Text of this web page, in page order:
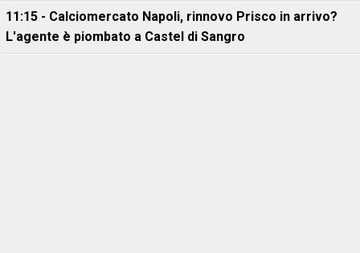
11:15 - Calciomercato Napoli, rinnovo Prisco in arrivo?
L'agente è piombato a Castel di Sangro